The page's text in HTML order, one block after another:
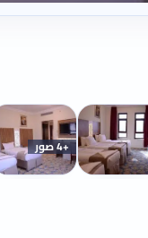
+4 صور